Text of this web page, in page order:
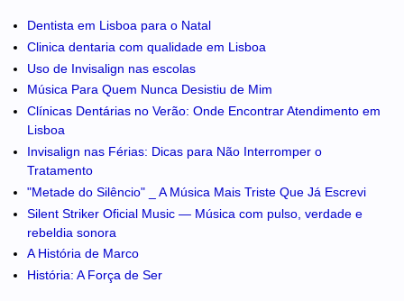
Dentista em Lisboa para o Natal
Clinica dentaria com qualidade em Lisboa
Uso de Invisalign nas escolas
Música Para Quem Nunca Desistiu de Mim
Clínicas Dentárias no Verão: Onde Encontrar Atendimento em
Lisboa
Invisalign nas Férias: Dicas para Não Interromper o
Tratamento
"Metade do Silêncio" _ A Música Mais Triste Que Já Escrevi
Silent Striker Oficial Music — Música com pulso, verdade e
rebeldia sonora
A História de Marco
História: A Força de Ser